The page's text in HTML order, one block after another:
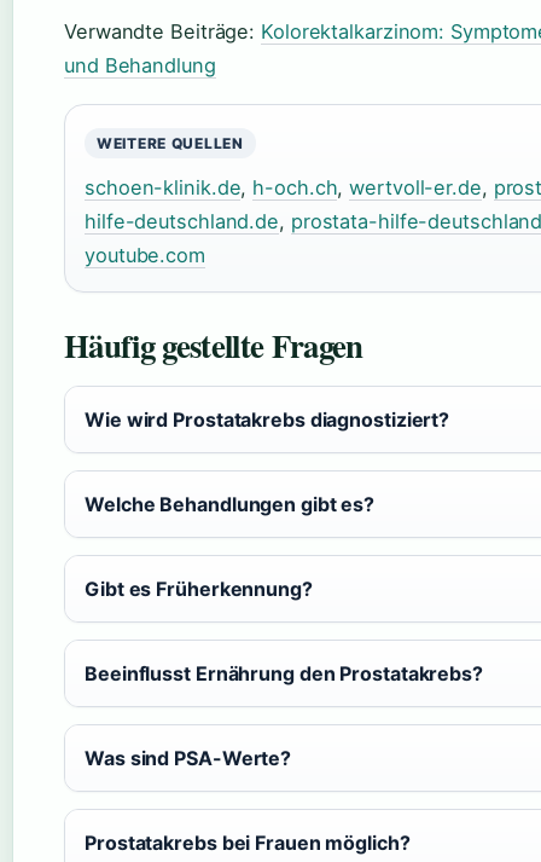
Verwandte Beiträge: Kolorektalkarzinom:
und Behandlung
WEITERE QUELLEN
schoen-klinik.de, h-och.ch,wertvoll-er.de,
hilfe-deutschland.de, prostata-hilfe-
youtube.com
Häufig gestellte Fragen
Wie wird Prostatakrebs diagnostiziert?
Welche Behandlungen gibt es?
Gibt es Früherkennung?
Beeinflusst Ernährung den Prostatakrebs?
Was sind PSA-Werte?
Prostatakrebs bei Frauen möglich?